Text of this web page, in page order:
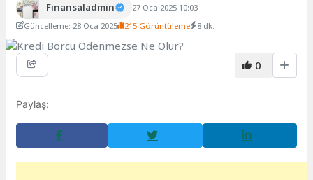
Finansaladmin
27 Oca 2025 10:03
Güncelleme: 28 Oca 2025
215 Görüntüleme 8 dk.
0
Paylaş: